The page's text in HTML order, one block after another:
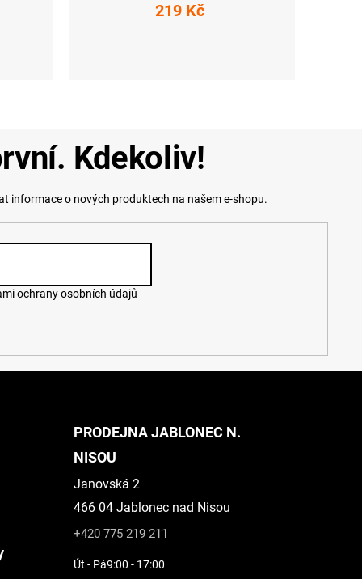
219 Kč
Kdekoliv!
informace o nových produktech na našem e-shopu.
ochrany osobních údajů
PRODEJNA JABLONEC N.
NISOU
Janovská 2
466 04 Jablonec nad Nisou
+420 775 219 211
Út - Pá9:00 - 17:00